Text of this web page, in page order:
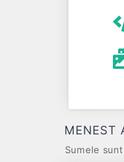
Sumele